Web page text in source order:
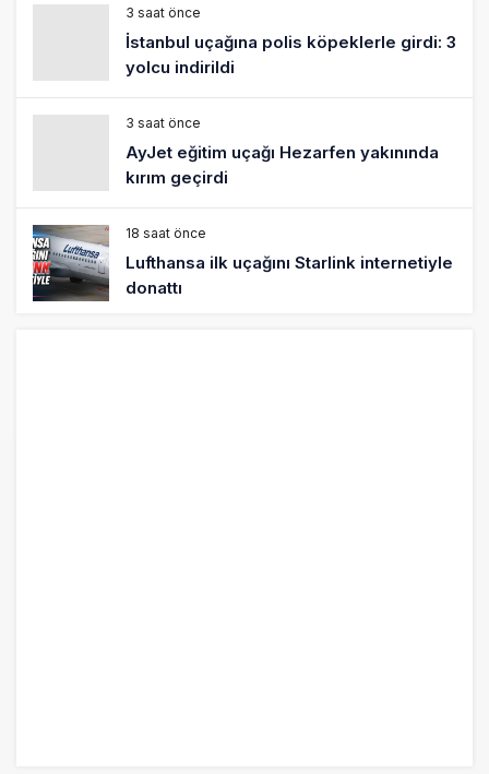
yolcu indirildi
3 saat önce
AyJet eğitim uçağı Hezarfen yakınında
kırım geçirdi
18 saat önce
Lufthansa ilk uçağını Starlink internetiyle
donattı
19 saat önce